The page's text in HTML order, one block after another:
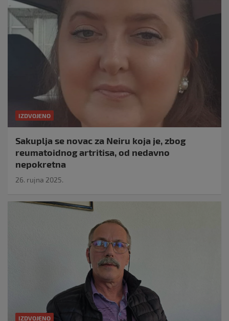
IZDVOJENO
Sakuplja se novac za Neiru koja je, zbog
reumatoidnog artritisa, od nedavno
nepokretna
26. rujna 2025.
IZDVOJENO